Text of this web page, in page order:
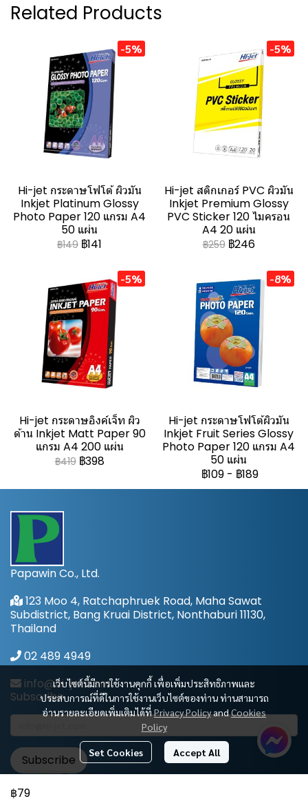
Related Products
-5%
Hi-jet กระดาษโฟโต้ ผิวมัน
Inkjet Platinum Glossy
Photo Paper 120 แกรม A4
50 แผ่น
฿149 ฿141
-5%
Hi-jet สติกเกอร์ PVC ผิวมัน
Inkjet Premium Glossy
PVC Sticker 120 ไมครอน
A4 20 แผ่น
฿259 ฿246
-5%
Hi-jet กระดาษอิงค์เจ็ท ผิว
ด้าน Inkjet Matt Paper 90
แกรม A4 200 แผ่น
฿419 ฿398
-8%
Hi-jet กระดาษโฟโต้ผิวมัน
Inkjet Fruit Series Glossy
Photo Paper 120 แกรม A4
50 แผ่น
฿109 - ฿189
฿79
เว็บไซต์นี้มีการใช้งานคุกกี้ เพื่อเพิ่มประสิทธิภาพและ
ประสบการณ์ที่ดีในการใช้งานเว็บไซต์ของท่าน ท่านสามารถ
อ่านรายละเอียดเพิ่มเติมได้ที่Privacy PolicyandCookies
Policy
Set Cookies Accept All
Papawin Co., Ltd.
123 Moo 4, Ratchaphruek Road, Maha Sawat
Subdistrict, Bang Kruai District, Nonthaburi 11130,
Thailand
02 489 4949
info@hi-jet.com
Subscribe
Subscribe